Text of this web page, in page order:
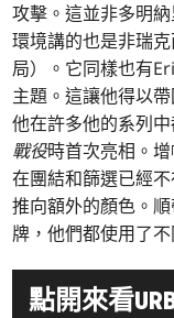
攻擊。這並非多明
環境講的也是非瑞
局）。它同樣也有
主題。這讓他得以
他在許多他的系列
戰役時首次亮相。
在團結和篩選已經
推向額外的顏色。
牌，他們都使用了
點開來看